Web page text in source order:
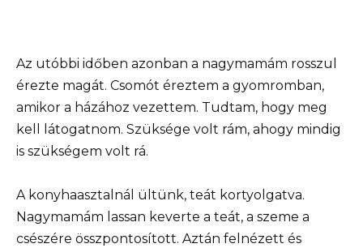
Az utóbbi időben azonban a nagymamám rosszul
érezte magát. Csomót éreztem a gyomromban,
amikor a házához vezettem. Tudtam, hogy meg
kell látogatnom. Szüksége volt rám, ahogy mindig
is szükségem volt rá.
A konyhaasztalnál ültünk, teát kortyolgatva.
Nagymamám lassan keverte a teát, a szeme a
csészére összpontosított. Aztán felnézett és